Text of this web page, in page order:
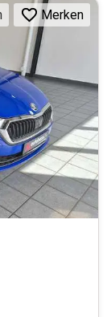
Merken